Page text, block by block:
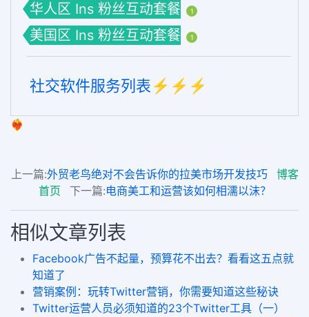
华人区 Ins 粉丝互动套餐 1
美国区 Ins 粉丝互动套餐 1
社交软件服务列表⚡️⚡️⚡️
❤️‍🔥
上一篇:外贸老鸟绝对不会告诉你的拉美市场开发技巧
博客
首页
下一篇:电商美工和运营该如何相濡以沫？
相似文章列表
Facebook广告不起量，预算花不出去？看看这五点就
知道了
营销案例：玩转Twitter营销，你需要知道这些秘诀
Twitter运营人员必须知道的23个Twitter工具（一）